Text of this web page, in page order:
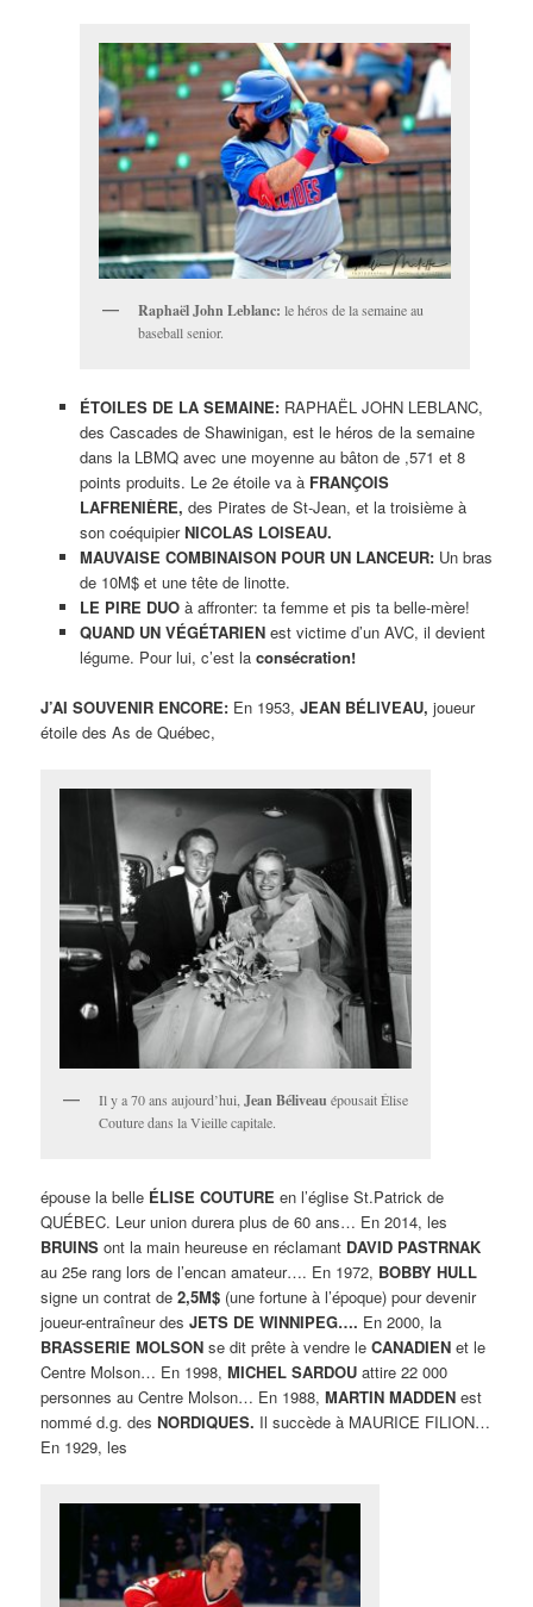
Raphaël John Leblanc: le héros de la semaine au
baseball senior.
ÉTOILES DE LA SEMAINE: RAPHAËL JOHN LEBLANC,
des Cascades de Shawinigan, est le héros de la semaine
dans la LBMQ avec une moyenne au bâton de ,571 et 8
points produits. Le 2e étoile va à FRANÇOIS
LAFRENIÈRE, des Pirates de St-Jean, et la troisième à
son coéquipierNICOLAS LOISEAU.
MAUVAISE COMBINAISON POUR UN LANCEUR:Un bras
de 10M$ et une tête de linotte.
LE PIRE DUOà affronter: ta femme et pis ta belle-mère!
QUAND UN VÉGÉTARIEN est victime d’un AVC, il devient
légume. Pour lui, c’est la consécration!
J’AI SOUVENIR ENCORE: En 1953,JEAN BÉLIVEAU, joueur
étoile des As de Québec,
Il y a 70 ans aujourd’hui,Jean Béliveauépousait Élise
Couture dans la Vieille capitale.
épouse la belle ÉLISE COUTURE en l’église St.Patrick de
QUÉBEC. Leur union durera plus de 60 ans… En 2014, les
BRUINS ont la main heureuse en réclamant DAVID PASTRNAK
au 25e rang lors de l’encan amateur…. En 1972, BOBBY HULL
signe un contrat de2,5M$ (une fortune à l’époque) pour devenir
joueur-entraîneur desJETS DE WINNIPEG…. En 2000, la
BRASSERIE MOLSON se dit prête à vendre leCANADIEN et le
Centre Molson… En 1998,MICHEL SARDOU attire 22 000
personnes au Centre Molson… En 1988,MARTIN MADDEN est
nommé d.g. desNORDIQUES. Il succède à MAURICE FILION…
En 1929, les